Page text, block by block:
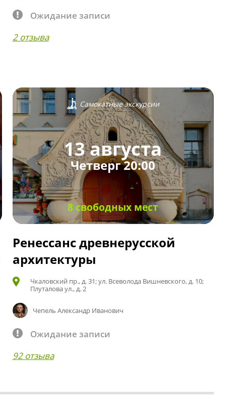
Ожидание записи
2 отзыва
Самокатные экскурсии
13 августа
Четверг 20:00
8 свободных мест
Ренессанс древнерусской
архитектуры
Чкаловский пр., д. 31; ул. Всеволода Вишневского, д. 10;
Плуталова ул., д. 2
Чепель Александр Иванович
Ожидание записи
92 отзыва